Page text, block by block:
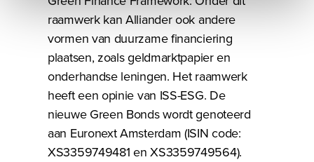
raamwerk kan Alliander ook andere
vormen van duurzame financiering
plaatsen, zoals geldmarktpapier en
onderhandse leningen. Het raamwerk
heeft een opinie van ISS-ESG. De
nieuwe Green Bonds wordt genoteerd
aan Euronext Amsterdam (ISIN code:
XS3359749481 en XS3359749564).